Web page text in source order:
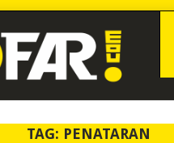
TAG: PENATARAN